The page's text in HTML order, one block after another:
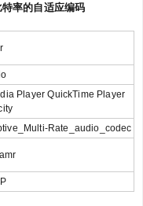
率的自适应编码
Player QuickTime Player
Rate_audio_codec